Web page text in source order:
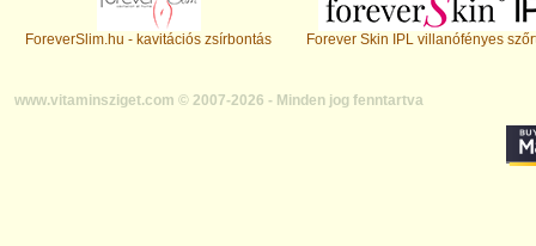
ForeverSlim.hu - kavitációs zsírbontás Forever Skin IPL villanófényes
www.vitaminsziget.com © 2007-2026 - Minden jog fenntartva